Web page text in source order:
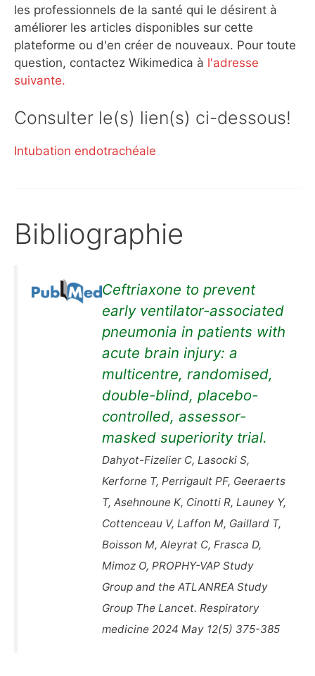
les professionnels de la santé qui le désirent à
améliorer les articles disponibles sur cette
plateforme ou d'en créer de nouveaux. Pour toute
question, contactez Wikimedica à l'adresse
suivante.
Consulter le(s) lien(s) ci-dessous!
Intubation endotrachéale
Bibliographie
Ceftriaxone to prevent
early ventilator-associated
pneumonia in patients with
acute brain injury: a
multicentre, randomised,
double-blind, placebo-
controlled, assessor-
masked superiority trial.
Dahyot-Fizelier C, Lasocki S,
Kerforne T, Perrigault PF, Geeraerts
T, Asehnoune K, Cinotti R, Launey Y,
Cottenceau V, Laffon M, Gaillard T,
Boisson M, Aleyrat C, Frasca D,
Mimoz O, PROPHY-VAP Study
Group and the ATLANREA Study
Group The Lancet. Respiratory
medicine 2024 May 12(5) 375-385